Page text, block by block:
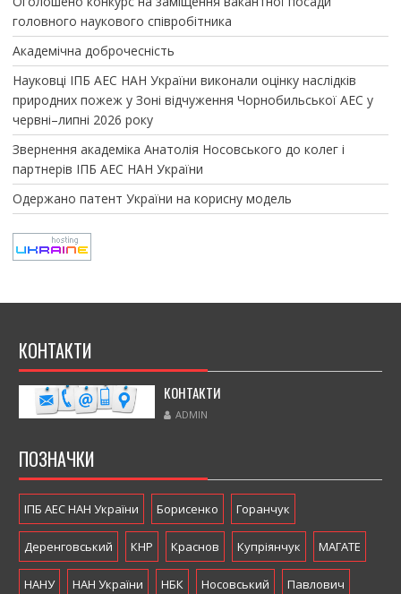
головного наукового співробітника
Академічна доброчесність
Науковці ІПБ АЕС НАН України виконали оцінку наслідків
природних пожеж у Зоні відчуження Чорнобильської АЕС у
червні–липні 2026 року
Звернення академіка Анатолія Носовського до колег і
партнерів ІПБ АЕС НАН України
Одержано патент України на корисну модель
КОНТАКТИ
КОНТАКТИ
ADMIN
ПОЗНАЧКИ
ІПБ АЕС НАН України Борисенко Горанчук
Деренговський КНР Краснов Купріянчук МАГАТЕ
НАНУ НАН України НБК Носовський Павлович